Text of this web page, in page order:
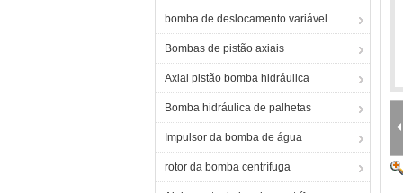
bomba de deslocamento variável
Bombas de pistão axiais
Axial pistão bomba hidráulica
Bomba hidráulica de palhetas
Impulsor da bomba de água
rotor da bomba centrífuga